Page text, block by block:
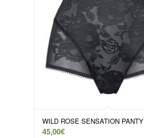
WILD ROSE SENSATION PANTY
45,00€